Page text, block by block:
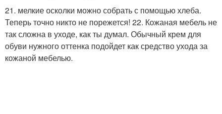
21. мелкие осколки можно собрать с помощью хлеба.
Теперь точно никто не порежется! 22. Кожаная мебель не
так сложна в уходе, как ты думал. Обычный крем для
обуви нужного оттенка подойдет как средство ухода за
кожаной мебелью.